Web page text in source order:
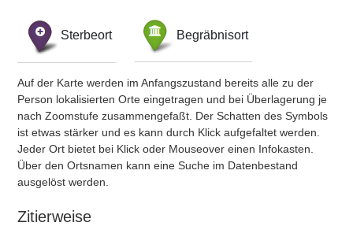
Sterbeort Begräbnisort
Auf der Karte werden im Anfangszustand bereits alle zu der
Person lokalisierten Orte eingetragen und bei Überlagerung je
nach Zoomstufe zusammengefaßt. Der Schatten des Symbols
ist etwas stärker und es kann durch Klick aufgefaltet werden.
Jeder Ort bietet bei Klick oder Mouseover einen Infokasten.
Über den Ortsnamen kann eine Suche im Datenbestand
ausgelöst werden.
Zitierweise